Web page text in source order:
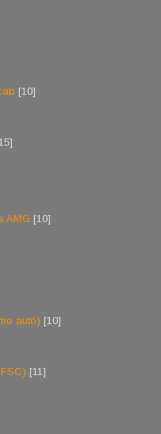
[10]
AMG [10]
autó) [10]
[11]